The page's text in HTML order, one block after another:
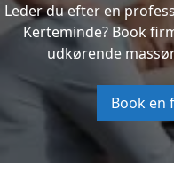
Leder du efter en
Kerteminde? Book
udkørende
Book en